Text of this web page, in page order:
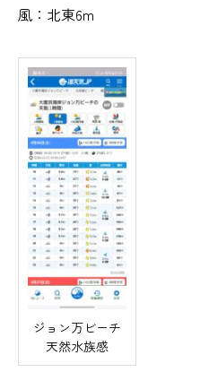
風：北東6m
ジョン万ビーチ
天然水族感